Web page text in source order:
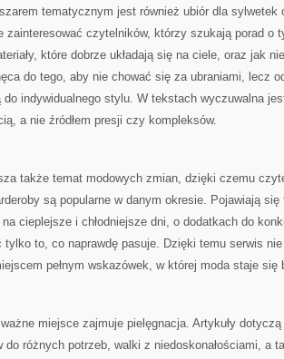
tematycznym jest również ubiór dla sylwetek
zainteresować czytelników, którzy szukają porad o
które dobrze układają się na ciele, oraz jak
do tego, aby nie chować się za ubraniami, lecz
do indywidualnego stylu. W tekstach wyczuwalna
a nie źródłem presji czy kompleksów.
także temat modowych zmian, dzięki czemu
są popularne w danym okresie. Pojawiają
cieplejsze i chłodniejsze dni, o dodatkach do
tylko to, co naprawdę pasuje. Dzięki temu serwis
pełnym wskazówek, w której moda staje się
miejsce zajmuje pielęgnacja. Artykuły
do różnych potrzeb, walki z niedoskonałościami, a